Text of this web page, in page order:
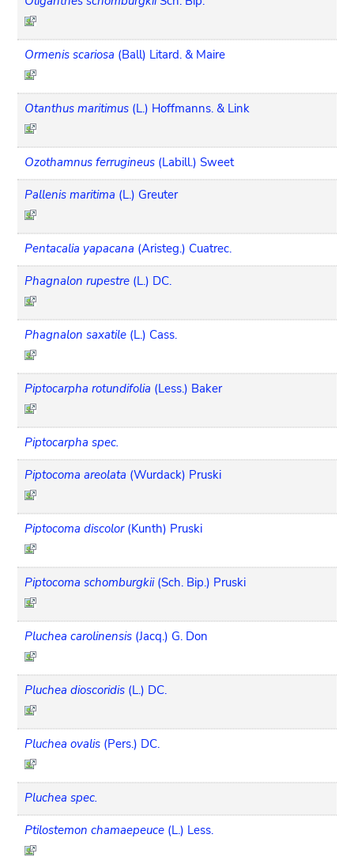
Ormenis scariosa (Ball) Litard. & Maire
Otanthus maritimus (L.) Hoffmanns. & Link
Ozothamnus ferrugineus (Labill.) Sweet
Pallenis maritima (L.) Greuter
Pentacalia yapacana (Aristeg.) Cuatrec.
Phagnalon rupestre (L.) DC.
Phagnalon saxatile (L.) Cass.
Piptocarpha rotundifolia (Less.) Baker
Piptocarpha spec.
Piptocoma areolata (Wurdack) Pruski
Piptocoma discolor (Kunth) Pruski
Piptocoma schomburgkii (Sch. Bip.) Pruski
Pluchea carolinensis (Jacq.) G. Don
Pluchea dioscoridis (L.) DC.
Pluchea ovalis (Pers.) DC.
Pluchea spec.
Ptilostemon chamaepeuce (L.) Less.